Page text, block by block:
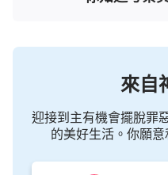
我要將人都帶到我的面
我口之言，讓人都來到
方發出，而且我也降在
來在地上，不再是「猶
因我早已復活，從人中
間，我是萬世以前人所
人棄絕的「嬰兒」，更
來自
迎接到主有機會擺脫罪
的美好生活。你願